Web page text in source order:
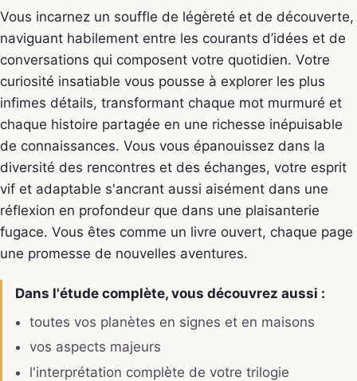
Vous incarnez un souffle de légèreté et de découverte,
naviguant habilement entre les courants d’idées et de
conversations qui composent votre quotidien. Votre
curiosité insatiable vous pousse à explorer les plus
infimes détails, transformant chaque mot murmuré et
chaque histoire partagée en une richesse inépuisable
de connaissances. Vous vous épanouissez dans la
diversité des rencontres et des échanges, votre esprit
vif et adaptable s'ancrant aussi aisément dans une
réflexion en profondeur que dans une plaisanterie
fugace. Vous êtes comme un livre ouvert, chaque page
une promesse de nouvelles aventures.
Dans l'étude complète, vous découvrez aussi :
toutes vos planètes en signes et en maisons
vos aspects majeurs
l'interprétation complète de votre trilogie